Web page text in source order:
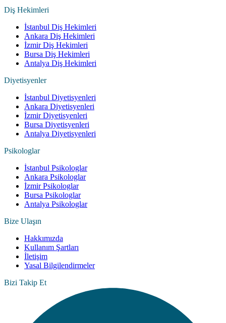
Diş Hekimleri
İstanbul Diş Hekimleri
Ankara Diş Hekimleri
İzmir Diş Hekimleri
Bursa Diş Hekimleri
Antalya Diş Hekimleri
Diyetisyenler
İstanbul Diyetisyenleri
Ankara Diyetisyenleri
İzmir Diyetisyenleri
Bursa Diyetisyenleri
Antalya Diyetisyenleri
Psikologlar
İstanbul Psikologlar
Ankara Psikologlar
İzmir Psikologlar
Bursa Psikologlar
Antalya Psikologlar
Bize Ulaşın
Hakkımızda
Kullanım Şartları
İletişim
Yasal Bilgilendirmeler
Bizi Takip Et